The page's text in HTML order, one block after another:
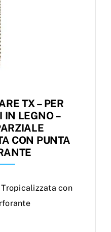
TX – PER
IN LEGNO –
CON PUNTA
con